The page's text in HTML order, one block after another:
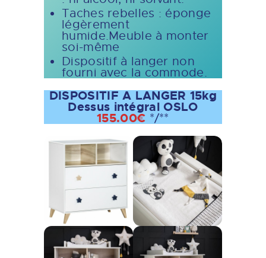
Taches rebelles : éponge
légèrement
humide.Meuble à monter
soi-même
Dispositif à langer non
fourni avec la commode.
DISPOSITIF A LANGER 15kg
Dessus intégral OSLO
155.00€ */**